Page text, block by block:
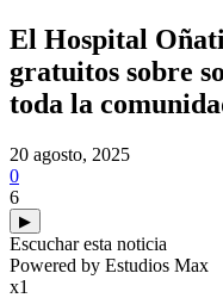
El Hospital
gratuitos sobre
toda la
20 agosto, 2025
0
6
▶
Escuchar esta noticia
Powered by Estudios Max
x1